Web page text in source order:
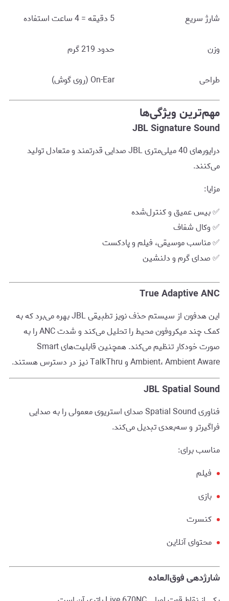
شارژ سریع 5 دقیقه = 4 ساعت استفاده
وزن حدود 219 گرم
طراحی On-Ear (روی گوش)
مهم‌ترین ویژگی‌ها
JBL Signature Sound
درایورهای 40 میلی‌متری JBL صدایی قدرتمند و متعادل تولید
می‌کنند.
مزایا:
✅ بیس عمیق و کنترل‌شده
✅ وکال شفاف
✅ مناسب موسیقی، فیلم و پادکست
✅ صدای گرم و دلنشین
True Adaptive ANC
این هدفون از سیستم حذف نویز تطبیقی JBL بهره می‌برد که به
کمک چند میکروفون محیط را تحلیل می‌کند و شدت ANC را به
صورت خودکار تنظیم می‌کند. همچنین قابلیت‌های Smart
Ambient، Ambient Aware و TalkThru نیز در دسترس هستند.
JBL Spatial Sound
فناوری Spatial Sound صدای استریوی معمولی را به صدایی
فراگیرتر و سه‌بعدی تبدیل می‌کند.
مناسب برای:
فیلم
بازی
کنسرت
محتوای آنلاین
شارژدهی فوق‌العاده